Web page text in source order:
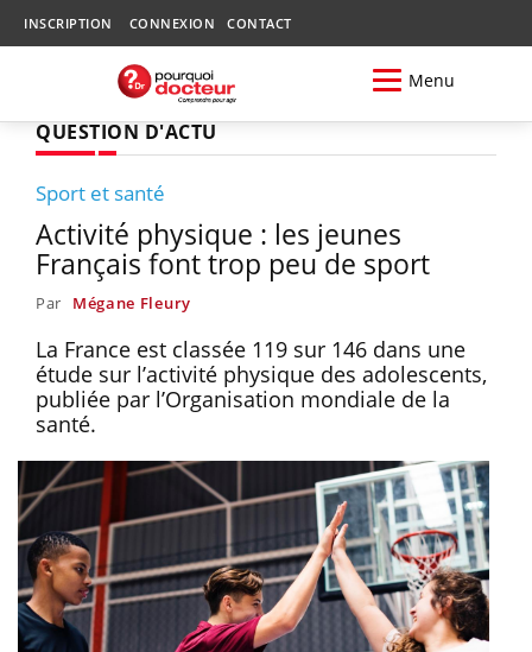
INSCRIPTION CONNEXION CONTACT
Menu
QUESTION D'ACTU
Sport et santé
Activité physique : les jeunes
Français font trop peu de sport
Par Mégane Fleury
La France est classée 119 sur 146 dans une
étude sur l’activité physique des adolescents,
publiée par l’Organisation mondiale de la
santé.